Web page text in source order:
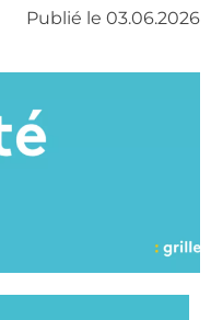
Publié le 03.06.2026